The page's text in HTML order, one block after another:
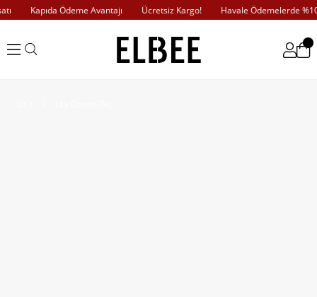
Kapıda Ödeme Avantajı Ücretsiz Kargo! Havale Ödemelerde %10